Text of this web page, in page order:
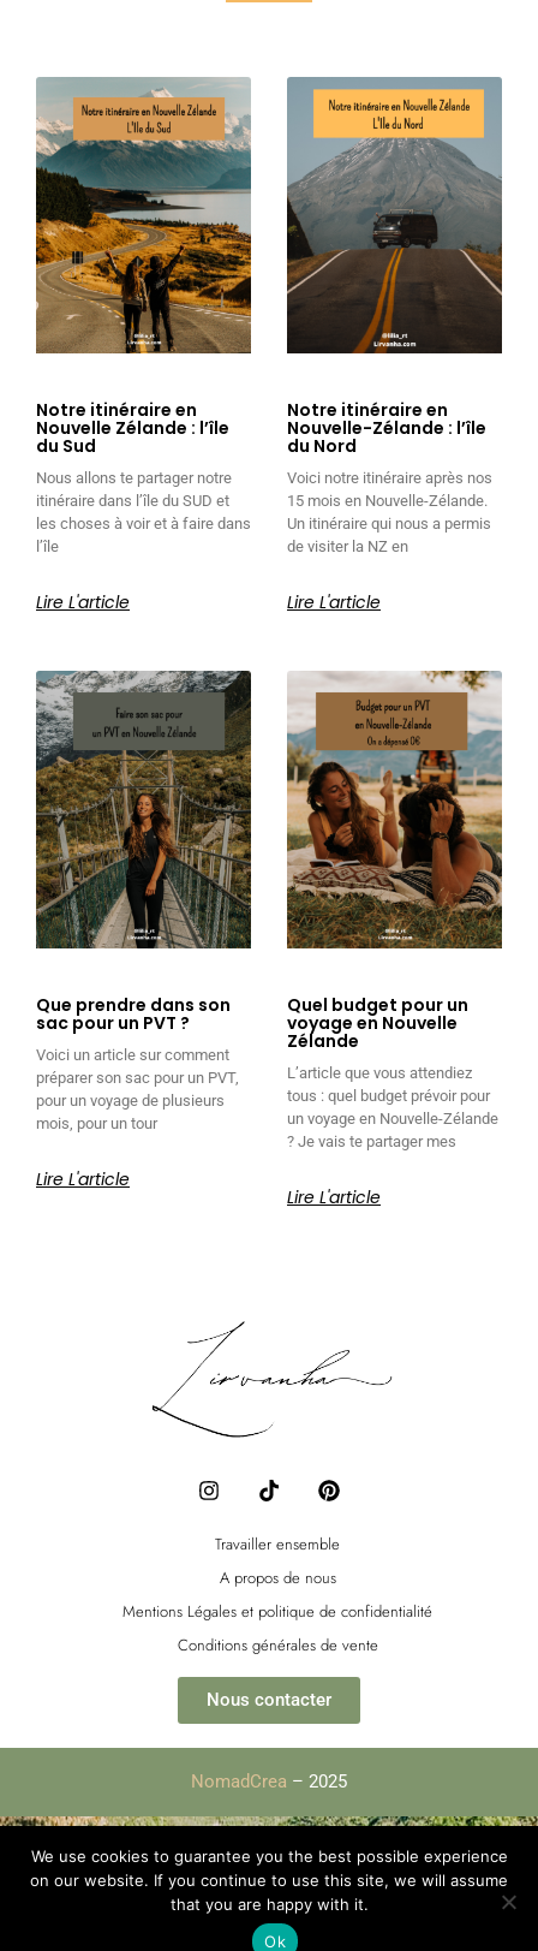
Notre itinéraire en
Nouvelle Zélande : l’île
du Sud
Nous allons te partager notre
itinéraire dans l’île du SUD et
les choses à voir et à faire dans
l’île
Lire L'article
Notre itinéraire en
Nouvelle-Zélande : l’île
du Nord
Voici notre itinéraire après nos
15 mois en Nouvelle-Zélande.
Un itinéraire qui nous a permis
de visiter la NZ en
Lire L'article
Que prendre dans son
sac pour un PVT ?
Voici un article sur comment
préparer son sac pour un PVT,
pour un voyage de plusieurs
mois, pour un tour
Lire L'article
Quel budget pour un
voyage en Nouvelle
Zélande
L’article que vous attendiez
tous : quel budget prévoir pour
un voyage en Nouvelle-Zélande
? Je vais te partager mes
Lire L'article
I
n
t
g
r
m
T
i
t
k
P
i
t
r
e
t
Travailler ensemble
A propos de nous
Mentions Légales et politique de confidentialité
Conditions générales de vente
Nous contacter
NomadCrea – 2025
We use cookies to guarantee you the best possible experience
on our website. If you continue to use this site, we will assume
that you are happy with it.
Ok